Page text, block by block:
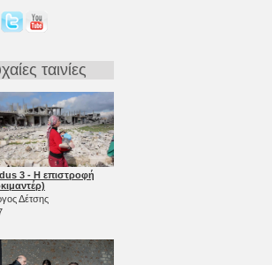
ταινίες
3 - Η επιστροφή
Δέτσης